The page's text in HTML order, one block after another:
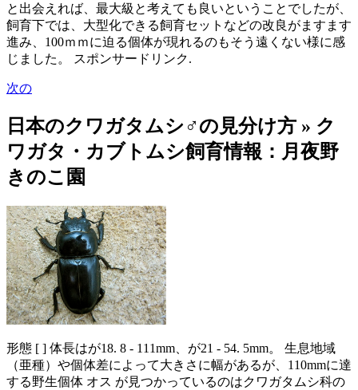
と出会えれば、最大級と考えても良いということでしたが、
飼育下では、大型化できる飼育セットなどの改良がますます
進み、100ｍｍに迫る個体が現れるのもそう遠くない様に感
じました。 スポンサードリンク.
次の
日本のクワガタムシ♂の見分け方 » ク
ワガタ・カブトムシ飼育情報：月夜野
きのこ園
形態 [ ] 体長はが18. 8 - 111mm、が21 - 54. 5mm。 生息地域
（亜種）や個体差によって大きさに幅があるが、110mmに達
する野生個体 オス が見つかっているのはクワガタムシ科の